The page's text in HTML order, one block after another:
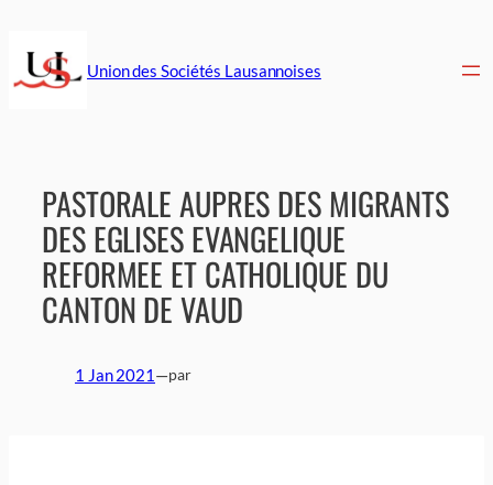
contenu
Union des Sociétés Lausannoises
PASTORALE AUPRES DES MIGRANTS
DES EGLISES EVANGELIQUE
REFORMEE ET CATHOLIQUE DU
CANTON DE VAUD
1 Jan 2021 —par